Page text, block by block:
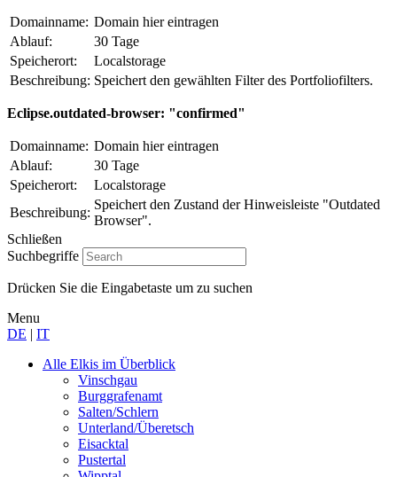
Domainname: Domain hier eintragen
Ablauf:
30 Tage
Speicherort:
Localstorage
Beschreibung: Speichert den gewählten Filter des Portfoliofilters.
Eclipse.outdated-browser: "confirmed"
Domainname: Domain hier eintragen
Ablauf:
30 Tage
Speicherort:
Localstorage
Beschreibung:
Speichert den Zustand der Hinweisleiste "Outdated
Browser".
Schließen
Suchbegriffe
Drücken Sie die Eingabetaste um zu suchen
Menu
DE | IT
Alle Elkis im Überblick
Vinschgau
Burggrafenamt
Salten/Schlern
Unterland/Überetsch
Eisacktal
Pustertal